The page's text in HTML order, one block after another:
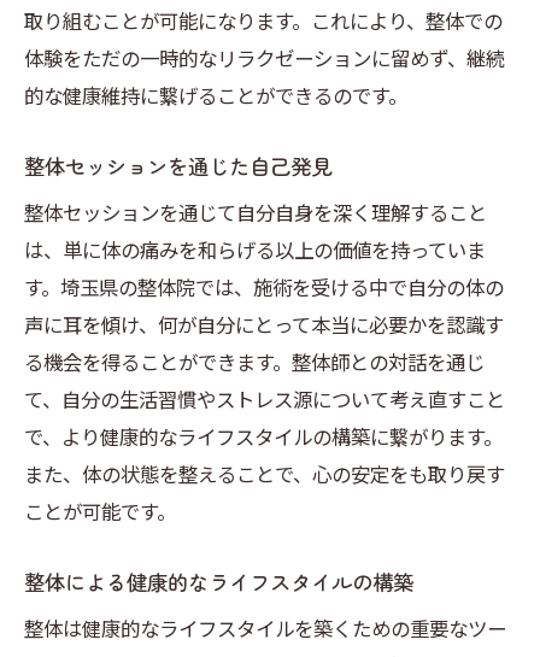
取り組むことが可能になります。これにより、整体での
体験をただの一時的なリラクゼーションに留めず、継続
的な健康維持に繋げることができるのです。
整体セッションを通じた自己発見
整体セッションを通じて自分自身を深く理解すること
は、単に体の痛みを和らげる以上の価値を持っていま
す。埼玉県の整体院では、施術を受ける中で自分の体の
声に耳を傾け、何が自分にとって本当に必要かを認識す
る機会を得ることができます。整体師との対話を通じ
て、自分の生活習慣やストレス源について考え直すこと
で、より健康的なライフスタイルの構築に繋がります。
また、体の状態を整えることで、心の安定をも取り戻す
ことが可能です。
整体による健康的なライフスタイルの構築
整体は健康的なライフスタイルを築くための重要なツー